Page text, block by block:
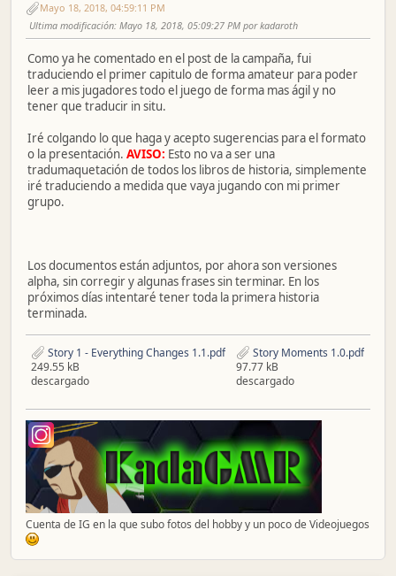
Mayo 18, 2018, 04:59:11 PM
Ultima modificación: Mayo 18, 2018, 05:09:27 PM por kadaroth
Como ya he comentado en el post de la campaña, fui
traduciendo el primer capitulo de forma amateur para poder
leer a mis jugadores todo el juego de forma mas ágil y no
tener que traducir in situ.
Iré colgando lo que haga y acepto sugerencias para el formato
o la presentación. AVISO: Esto no va a ser una
tradumaquetación de todos los libros de historia, simplemente
iré traduciendo a medida que vaya jugando con mi primer
grupo.
Los documentos están adjuntos, por ahora son versiones
alpha, sin corregir y algunas frases sin terminar. En los
próximos días intentaré tener toda la primera historia
terminada.
Story 1 - Everything Changes 1.1.pdf
249.55 kB
descargado
Story Moments 1.0.pdf
97.77 kB
descargado
Cuenta de IG en la que subo fotos del hobby y un poco de Videojuegos